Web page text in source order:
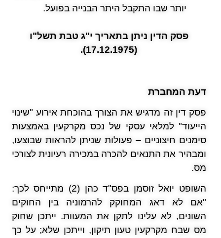
יותר שבו התקבל היתר הבנייה בפועל.
פסק הדין ניתן בתאריך י"ג טבת תשל"ו
(17.12.1975).
דעת המחברת
פסק דין זה מדגיש את הצורך בהוכחת אירוע "שינוי
הייעוד" למלאי עסקי של נכס מקרקעין באמצעות
סימנים חיצוניים – פעולות שניתן להראות שבוצעו,
ומבהיר את התנאים להכרה במכירה רעיונית לצורכי
מס.
השופט יואל זוסמן בפס"ד כהן (2) מתייחס לכך:
"אם לא דאג המחוקק להרמוניה בין החוקים
השונים, לא עלינו לתקן את המעוות. ייתכן שחוק
מס שבח מקרקעין טעון תיקון, וייתכן שלא; על כך